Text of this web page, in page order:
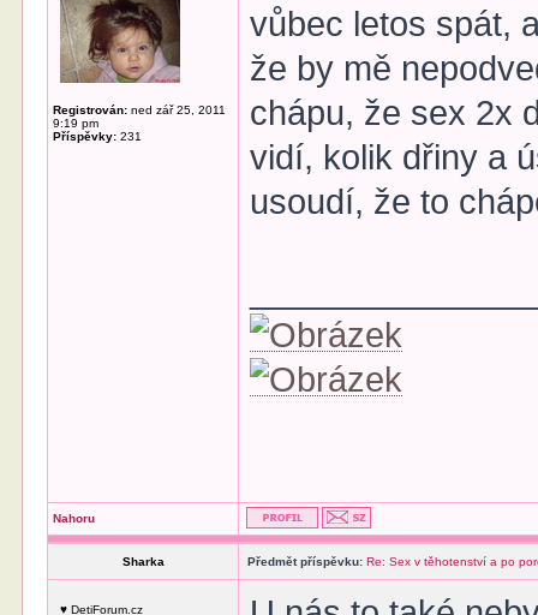
Registrován: ned zář 25, 2011
9:19 pm
Příspěvky: 231
vůbec letos spát,
že by mě
chápu, že sex 2x
vidí, kolik dřiny a
usoudí, že to
Nahoru
Sharka Předmět příspěvku: Re: Sex v těhotenství a po
♥ DetiForum.cz